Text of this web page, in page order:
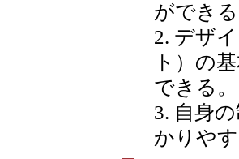
ができる
2. デザ
ト）の
できる。
3. 自身
かりや